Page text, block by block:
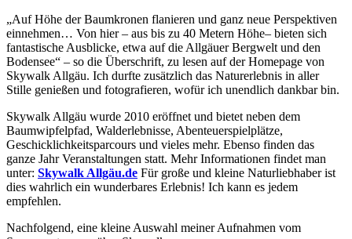
„Auf Höhe der Baumkronen flanieren und ganz neue Perspektiven
einnehmen… Von hier – aus bis zu 40 Metern Höhe– bieten sich
fantastische Ausblicke, etwa auf die Allgäuer Bergwelt und den
Bodensee“ – so die Überschrift, zu lesen auf der Homepage von
Skywalk Allgäu. Ich durfte zusätzlich das Naturerlebnis in aller
Stille genießen und fotografieren, wofür ich unendlich dankbar bin.
Skywalk Allgäu wurde 2010 eröffnet und bietet neben dem
Baumwipfelpfad, Walderlebnisse, Abenteuerspielplätze,
Geschicklichkeitsparcours und vieles mehr. Ebenso finden das
ganze Jahr Veranstaltungen statt. Mehr Informationen findet man
unter: Skywalk Allgäu.de Für große und kleine Naturliebhaber ist
dies wahrlich ein wunderbares Erlebnis! Ich kann es jedem
empfehlen.
Nachfolgend, eine kleine Auswahl meiner Aufnahmen vom